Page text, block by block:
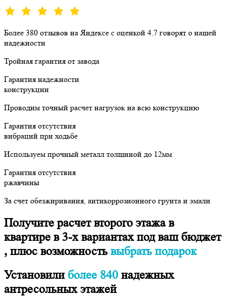
Более 380 отзывов на Яндексе с оценкой 4.7 говорят о нашей
надежности
Тройная гарантия от завода
Гарантия надежности
конструкции
Проводим точный расчет нагрузок на всю конструкцию
Гарантия отсутствия
вибраций при ходьбе
Используем прочный металл толщиной до 12мм
Гарантия отсутствия
ржавчины
За счет обезжиривания, антикоррозионного грунта и эмали
Получите расчет второго этажа в
квартире в 3-х вариантах под ваш бюджет​
, плюс возможностьвыбрать подарок
Установили более 840надежных
антресольных этажей